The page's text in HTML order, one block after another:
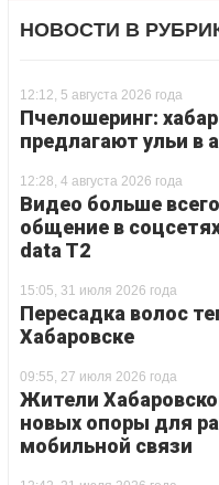
НОВОСТИ В
12:12, 5 августа 2026 года
Пчелошеринг:
предлагают ульи в
12:28, 4 августа 2026 года
Видео больше
общение в
data T2
15:05, 31 июля 2026 года
Пересадка волос
Хабаровске
09:55, 27 июля 2026 года
Жители
новых опоры для
мобильной связи